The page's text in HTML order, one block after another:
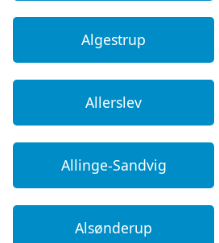
Algestrup
Allerslev
Allinge-Sandvig
Alsønderup